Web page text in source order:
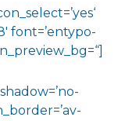
font=’entypo-